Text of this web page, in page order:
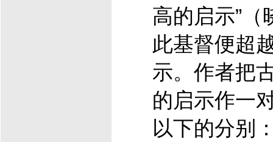
高的启示”（
此基督便超
示。作者把
的启示作一
以下的分别